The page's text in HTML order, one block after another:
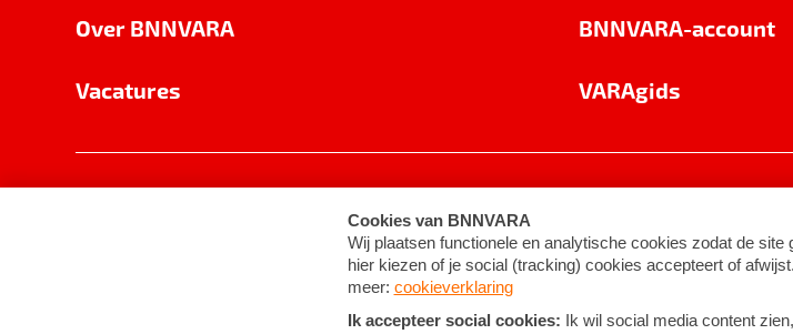
Over BNNVARA
Vacatures
BNNVARA-account
VARAgids
Cookie-instellingen Algemene voorwaarden ©2026BNNVARA